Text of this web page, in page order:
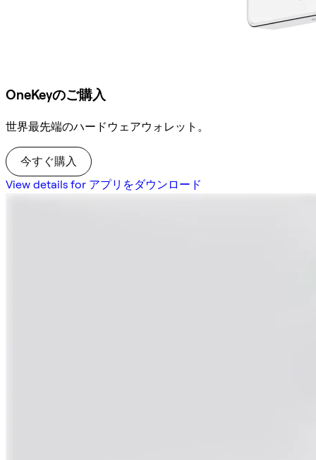
OneKeyのご購入
世界最先端のハードウェアウォレット。
今すぐ購入
View details for アプリをダウンロード